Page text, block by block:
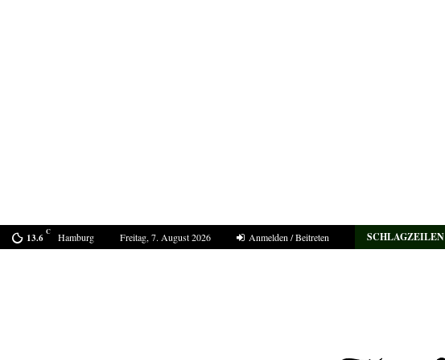
13.6 C Hamburg Freitag, 7. August 2026 Anmelden / Beitreten SCHLAGZEILEN
Bestell-Scam – eine neue Masche